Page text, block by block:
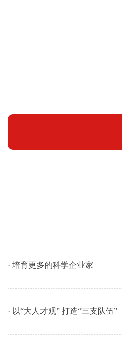
· 培育更多的科学企业家
· 以“大人才观” 打造“三支队伍”